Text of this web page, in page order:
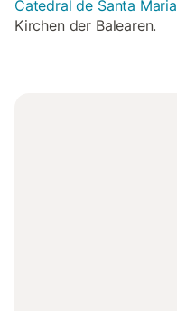
Catedral de Santa Maria
Kirchen der Balearen.